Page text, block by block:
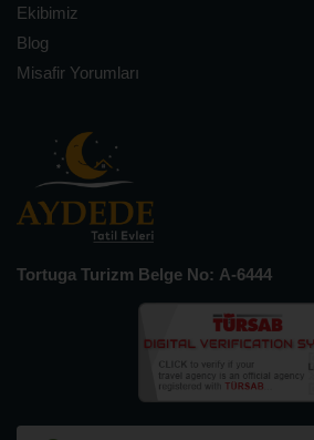
Ekibimiz
Blog
Misafir Yorumları
Tortuga Turizm Belge No: A-6444